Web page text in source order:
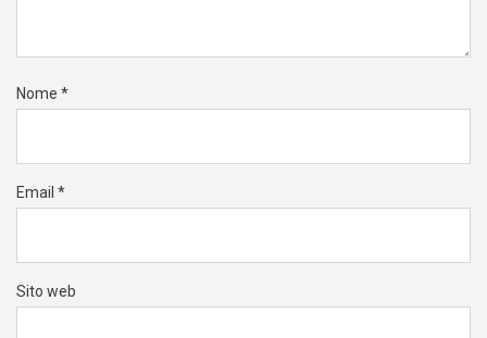
Nome *
Email *
Sito web